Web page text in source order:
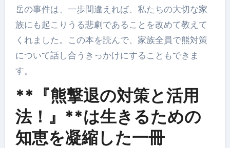
岳の事件は、一歩間違えれば、私たちの大切な家
族にも起こりうる悲劇であることを改めて教えて
くれました。この本を読んで、家族全員で熊対策
について話し合うきっかけにすることもできま
す。
**『熊撃退の対策と活用
法！』**は生きるための
知恵を凝縮した一冊